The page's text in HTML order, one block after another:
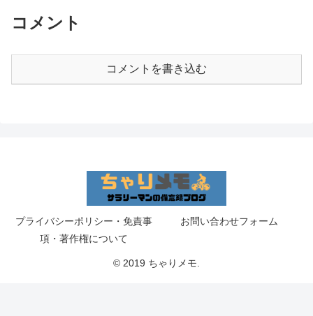
コメント
コメントを書き込む
プライバシーポリシー・免責事
項・著作権について
お問い合わせフォーム
© 2019 ちゃりメモ.